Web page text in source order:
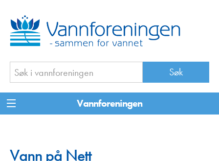
Vannforeningen
Vann på Nett